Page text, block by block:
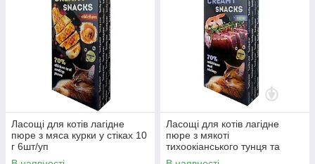
Ласощі для котів лагідне
пюре з мяса курки у стіках 10
г 6шт/уп
Ласощі для котів лагідне
пюре з мякоті
тихоокіанського тунця та
креветок стіках 10 г 6шт/уп